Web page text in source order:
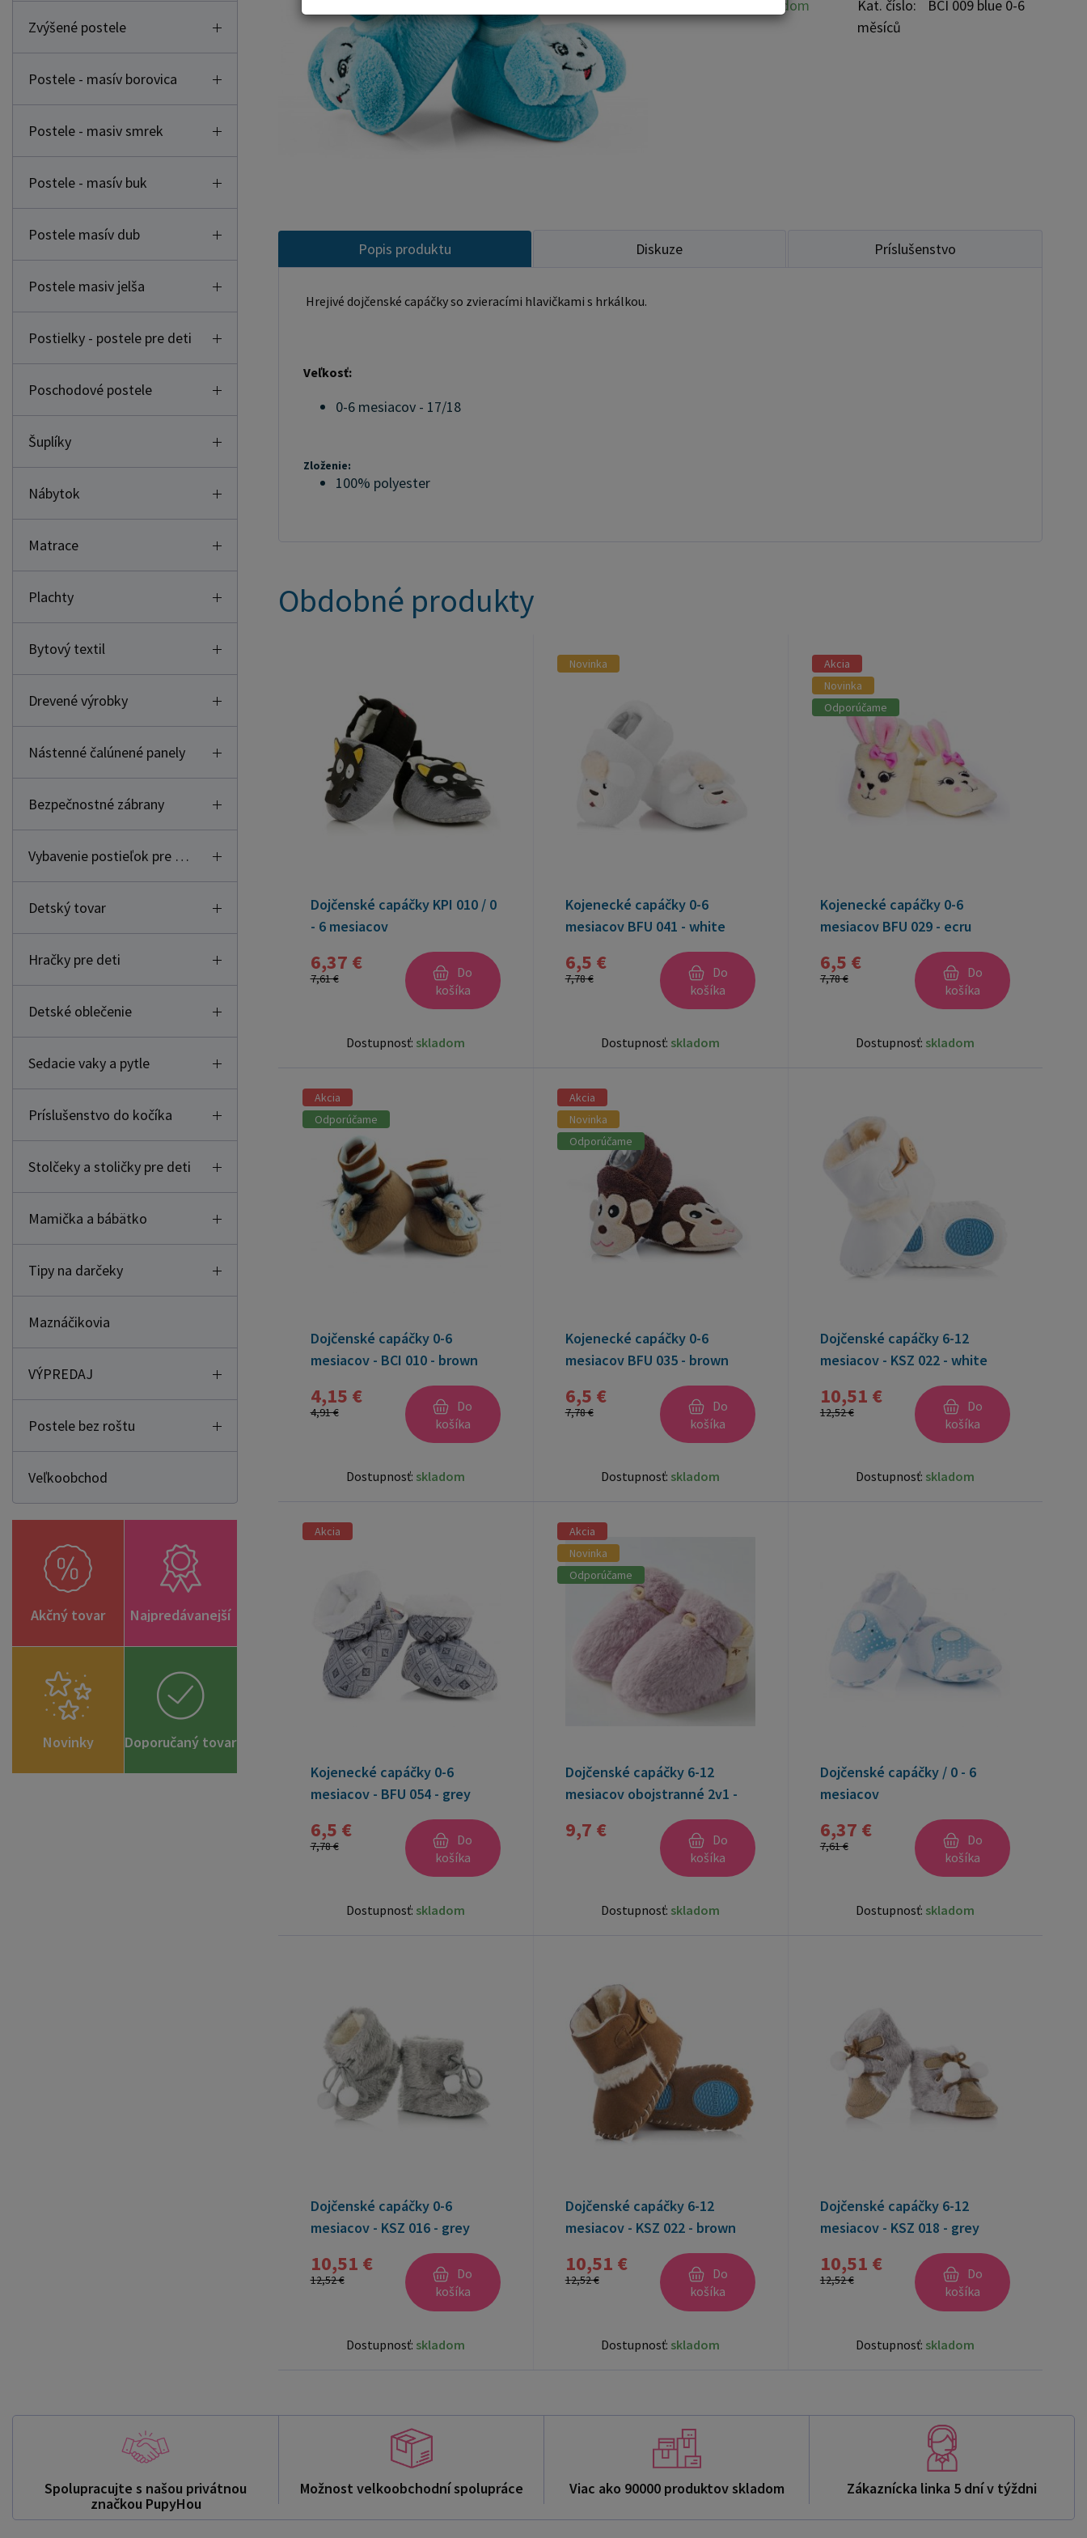
Zvýšené postele
Postele - masív borovica
Postele - masiv smrek
Postele - masív buk
Postele masív dub
Postele masiv jelša
Postielky - postele pre deti
Poschodové postele
Šuplíky
Nábytok
Matrace
Plachty
Bytový textil
Drevené výrobky
Nástenné čalúnené panely
Bezpečnostné zábrany
Vybavenie postieľok pre deti
Detský tovar
Hračky pre deti
Detské oblečenie
Sedacie vaky a pytle
Príslušenstvo do kočíka
Stolčeky a stoličky pre deti
Mamička a bábätko
Tipy na darčeky
Maznáčikovia
VÝPREDAJ
Postele bez roštu
Veľkoobchod
Akčný tovar Najpredávanejší
Novinky Doporučaný tovar
skladom Kat. číslo:
BCI 009 blue 0-6
měsíců
Popis produktu Diskuze Príslušenstvo
Hrejivé dojčenské capáčky so zvieracími hlavičkami s hrkálkou.
Veľkosť:
0-6 mesiacov - 17/18
Zloženie:
100% polyester
Obdobné produkty
Dojčenské capáčky KPI 010 / 0
- 6 mesiacov
6,37 €
7,61 €
Do
košíka
Dostupnosť: skladom
Novinka
Kojenecké capáčky 0-6
mesiacov BFU 041 - white
6,5 €
7,78 €
Do
košíka
Dostupnosť: skladom
Akcia
Novinka
Odporúčame
Kojenecké capáčky 0-6
mesiacov BFU 029 - ecru
6,5 €
7,78 €
Do
košíka
Dostupnosť: skladom
Akcia
Odporúčame
Dojčenské capáčky 0-6
mesiacov - BCI 010 - brown
4,15 €
4,91 €
Do
košíka
Dostupnosť: skladom
Akcia
Novinka
Odporúčame
Kojenecké capáčky 0-6
mesiacov BFU 035 - brown
6,5 €
7,78 €
Do
košíka
Dostupnosť: skladom
Dojčenské capáčky 6-12
mesiacov - KSZ 022 - white
10,51 €
12,52 €
Do
košíka
Dostupnosť: skladom
Akcia
Kojenecké capáčky 0-6
mesiacov - BFU 054 - grey
6,5 €
7,78 €
Do
košíka
Dostupnosť: skladom
Akcia
Novinka
Odporúčame
Dojčenské capáčky 6-12
mesiacov obojstranné 2v1 -
9,7 €
Do
košíka
Dostupnosť: skladom
Dojčenské capáčky / 0 - 6
mesiacov
6,37 €
7,61 €
Do
košíka
Dostupnosť: skladom
Dojčenské capáčky 0-6
mesiacov - KSZ 016 - grey
10,51 €
12,52 €
Do
košíka
Dostupnosť: skladom
Dojčenské capáčky 6-12
mesiacov - KSZ 022 - brown
10,51 €
12,52 €
Do
košíka
Dostupnosť: skladom
Dojčenské capáčky 6-12
mesiacov - KSZ 018 - grey
10,51 €
12,52 €
Do
košíka
Dostupnosť: skladom
Spolupracujte s našou privátnou
značkou PupyHou
Možnost velkoobchodní spolupráce Viac ako 90000 produktov skladom Zákaznícka linka 5 dní v týždni